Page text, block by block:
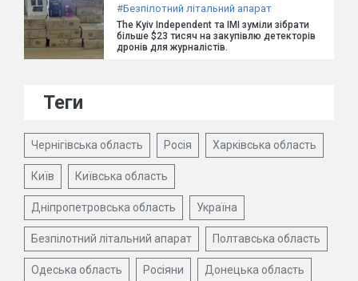
#Безпілотний літальний апарат
The Kyiv Independent та ІМІ зуміли зібрати
більше $23 тисяч на закупівлю детекторів
дронів для журналістів.
Теги
Чернігівська область Росія Харківська область
Київ Київська область
Дніпропетровська область Україна
Безпілотний літальний апарат Полтавська область
Одеська область Росіяни Донецька область